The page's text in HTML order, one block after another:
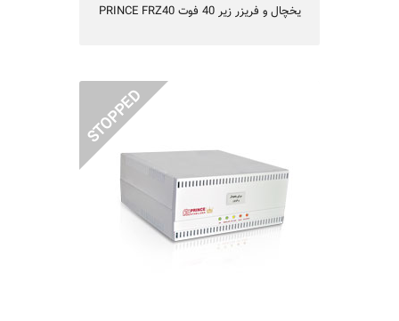
PRINCE FRZ40 یخچال و فریزر زیر 40 فوت
PRINCE FRZ60 ترانس یخچالی زیر 60 فوت